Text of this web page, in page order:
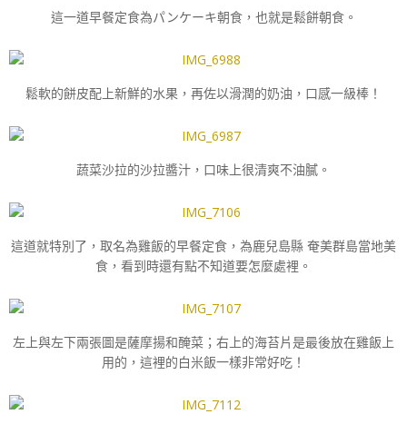
這一道早餐定食為パンケーキ朝食，也就是鬆餅朝食。
鬆軟的餅皮配上新鮮的水果，再佐以滑潤的奶油，口感一級棒！
蔬菜沙拉的沙拉醬汁，口味上很清爽不油膩。
這道就特別了，取名為雞飯的早餐定食，為鹿兒島縣 奄美群島當地美
食，看到時還有點不知道要怎麼處裡。
左上與左下兩張圖是薩摩揚和醃菜；右上的海苔片是最後放在雞飯上
用的，這裡的白米飯一樣非常好吃！